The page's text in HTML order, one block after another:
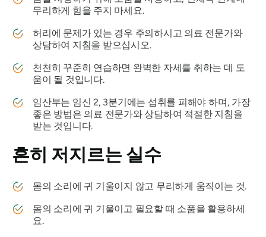
무리하게 힘을 주지 마세요.
허리에 문제가 있는 경우 주의하시고 의료 전문가와
상담하여 지침을 받으십시오.
천천히 꾸준히 연습하면 완벽한 자세를 취하는 데 도
움이 될 것입니다.
임산부는 임신 2, 3분기에는 섭취를 피해야 하며, 가장
좋은 방법은 의료 전문가와 상담하여 적절한 지침을
받는 것입니다.
흔히 저지르는 실수
몸의 소리에 귀 기울이지 않고 무리하게 움직이는 것.
몸의 소리에 귀 기울이고 필요할 때 소품을 활용하세
요.